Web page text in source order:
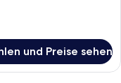
und Preise sehen